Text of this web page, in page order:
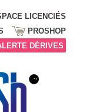
LICENCIÉS
PROSHOP
DÉRIVES